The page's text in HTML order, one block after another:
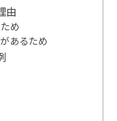
由
め
あるため